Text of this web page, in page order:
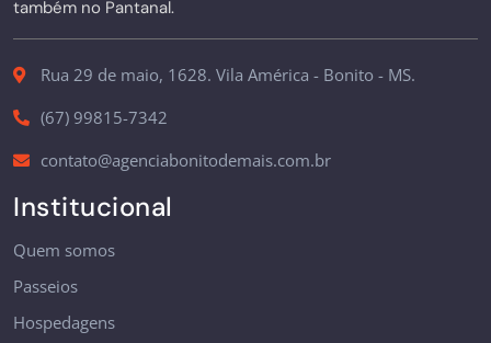
também no Pantanal.
Rua 29 de maio, 1628. Vila América - Bonito - MS.
(67) 99815-7342
contato@agenciabonitodemais.com.br
Institucional
Quem somos
Passeios
Hospedagens